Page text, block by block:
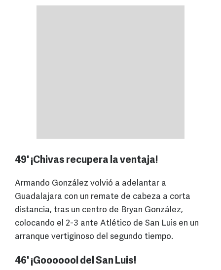
49' ¡Chivas recupera la ventaja!
Armando González volvió a adelantar a
Guadalajara con un remate de cabeza a corta
distancia, tras un centro de Bryan González,
colocando el 2-3 ante Atlético de San Luis en un
arranque vertiginoso del segundo tiempo.
46' ¡Gooooool del San Luis!